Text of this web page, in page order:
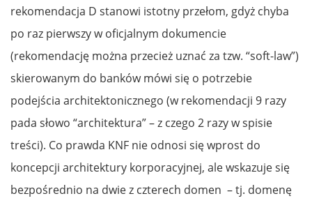
rekomendacja D stanowi istotny przełom, gdyż chyba
po raz pierwszy w oficjalnym dokumencie
(rekomendację można przecież uznać za tzw. “soft-law”)
skierowanym do banków mówi się o potrzebie
podejścia architektonicznego (w rekomendacji 9 razy
pada słowo “architektura” – z czego 2 razy w spisie
treści). Co prawda KNF nie odnosi się wprost do
koncepcji architektury korporacyjnej, ale wskazuje się
bezpośrednio na dwie z czterech domen – tj. domenę